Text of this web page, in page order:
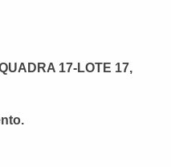
17-LOTE 17,